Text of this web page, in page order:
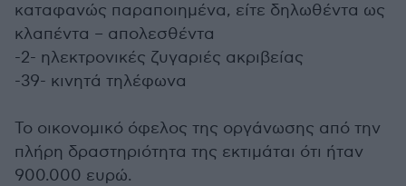
καταφανώς παραποιημένα, είτε δηλωθέντα ως
κλαπέντα – απολεσθέντα
-2- ηλεκτρονικές ζυγαριές ακριβείας
-39- κινητά τηλέφωνα
Το οικονομικό όφελος της οργάνωσης από την
πλήρη δραστηριότητα της εκτιμάται ότι ήταν
900.000 ευρώ.